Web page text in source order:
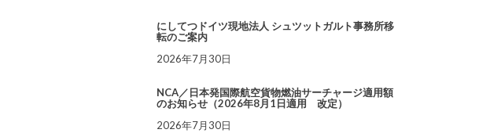
にしてつドイツ現地法人 シュツットガルト事務所移
転のご案内
2026年7月30日
NCA／日本発国際航空貨物燃油サーチャージ適用額
のお知らせ（2026年8月1日適用 改定）
2026年7月30日